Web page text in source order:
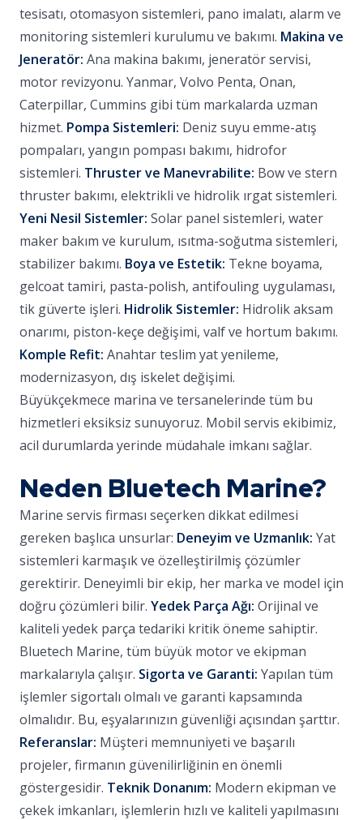
tesisatı, otomasyon sistemleri, pano imalatı, alarm ve
monitoring sistemleri kurulumu ve bakımı. Makina ve
Jeneratör: Ana makina bakımı, jeneratör servisi,
motor revizyonu. Yanmar, Volvo Penta, Onan,
Caterpillar, Cummins gibi tüm markalarda uzman
hizmet. Pompa Sistemleri: Deniz suyu emme-atış
pompaları, yangın pompası bakımı, hidrofor
sistemleri. Thruster ve Manevrabilite: Bow ve stern
thruster bakımı, elektrikli ve hidrolik ırgat sistemleri.
Yeni Nesil Sistemler: Solar panel sistemleri, water
maker bakım ve kurulum, ısıtma-soğutma sistemleri,
stabilizer bakımı. Boya ve Estetik: Tekne boyama,
gelcoat tamiri, pasta-polish, antifouling uygulaması,
tik güverte işleri. Hidrolik Sistemler: Hidrolik aksam
onarımı, piston-keçe değişimi, valf ve hortum bakımı.
Komple Refit: Anahtar teslim yat yenileme,
modernizasyon, dış iskelet değişimi.
Büyükçekmece marina ve tersanelerinde tüm bu
hizmetleri eksiksiz sunuyoruz. Mobil servis ekibimiz,
acil durumlarda yerinde müdahale imkanı sağlar.
Neden Bluetech Marine?
Marine servis firması seçerken dikkat edilmesi
gereken başlıca unsurlar: Deneyim ve Uzmanlık: Yat
sistemleri karmaşık ve özelleştirilmiş çözümler
gerektirir. Deneyimli bir ekip, her marka ve model için
doğru çözümleri bilir. Yedek Parça Ağı: Orijinal ve
kaliteli yedek parça tedariki kritik öneme sahiptir.
Bluetech Marine, tüm büyük motor ve ekipman
markalarıyla çalışır. Sigorta ve Garanti: Yapılan tüm
işlemler sigortalı olmalı ve garanti kapsamında
olmalıdır. Bu, eşyalarınızın güvenliği açısından şarttır.
Referanslar: Müşteri memnuniyeti ve başarılı
projeler, firmanın güvenilirliğinin en önemli
göstergesidir. Teknik Donanım: Modern ekipman ve
çekek imkanları, işlemlerin hızlı ve kaliteli yapılmasını